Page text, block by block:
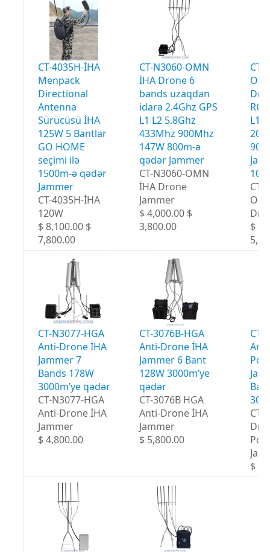
CT-4035H-İHA
Menpack
Directional
Antenna
Sürücüsü İHA
125W 5 Bantlar
GO HOME
seçimi ilə
1500m-ə qədər
Jammer
CT-4035H-İHA
120W
$ 8,100.00 $
7,800.00
CT-N3060-OMN
İHA Drone 6
bands uzaqdan
idarə 2.4Ghz GPS
L1 L2 5.8Ghz
433Mhz 900Mhz
147W 800m-ə
qədər Jammer
CT-N3060-OMN
İHA Drone
Jammer
$ 4,000.00 $
3,800.00
CT-
RC
L1
CT-
$
CT-N3077-HGA
Anti-Drone İHA
Jammer 7
Bands 178W
3000m’ye qədər
CT-N3077-HGA
Anti-Drone İHA
Jammer
$ 4,800.00
CT-3076B-HGA
Anti-Drone İHA
Jammer 6 Bant
128W 3000m’ye
qədər
CT-3076B HGA
Anti-Drone İHA
Jammer
$ 5,800.00
CT-
CT-
$